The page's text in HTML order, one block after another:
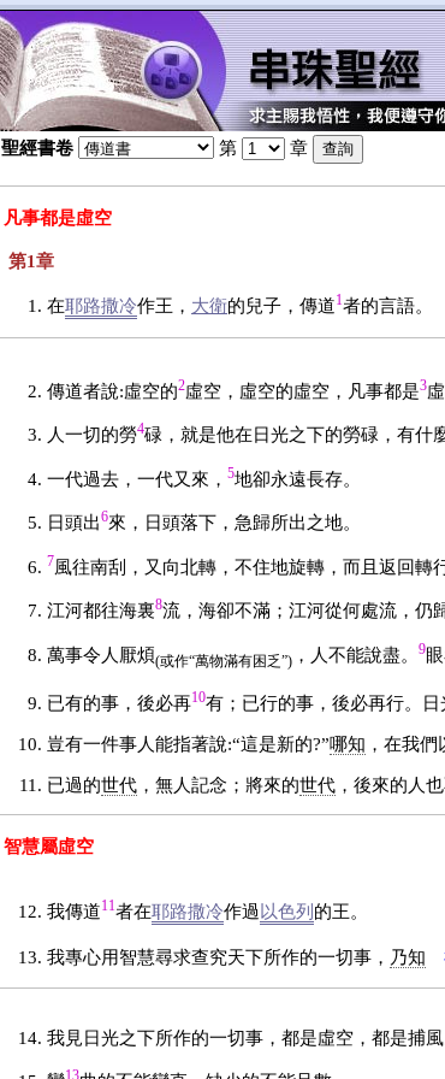
聖經書卷 第 章
凡事都是虛空
第1章
在耶路撒冷作王， 大衛的兒子，傳道1者的言語。
傳道者說:虛空的2虛空，虛空的虛空，凡事都是3
人一切的勞4碌，就是他在日光之下的勞碌，有什
一代過去，一代又來， 5地卻永遠長存。
日頭出6來，日頭落下，急歸所出之地。
7風往南刮，又向北轉，不住地旋轉，而且返回轉
江河都往海裏8流，海卻不滿；江河從何處流，仍
萬事令人厭煩(或作“萬物滿有困乏”) ，人不能說盡。 9
已有的事，後必再10有；已行的事，後必再行。日
豈有一件事人能指著說:“這是新的?”哪知 ，在我們
已過的世代 ，無人記念；將來的世代 ，後來的人
智慧屬虛空
我傳道11者在耶路撒冷作過 以色列 的王。
我專心用智慧尋求查究天下所作的一切事， 乃知
我見日光之下所作的一切事，都是虛空，都是捕風